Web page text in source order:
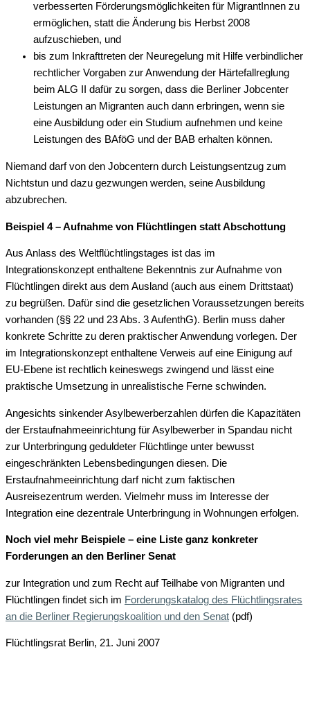
verbesserten Förderungsmöglichkeiten für MigrantInnen zu
ermöglichen, statt die Änderung bis Herbst 2008
aufzuschieben, und
bis zum Inkrafttreten der Neuregelung mit Hilfe verbindlicher
rechtlicher Vorgaben zur Anwendung der Härtefallreglung
beim ALG II dafür zu sorgen, dass die Berliner Jobcenter
Leistungen an Migranten auch dann erbringen, wenn sie
eine Ausbildung oder ein Studium aufnehmen und keine
Leistungen des BAföG und der BAB erhalten können.
Niemand darf von den Jobcentern durch Leistungsentzug zum
Nichtstun und dazu gezwungen werden, seine Ausbildung
abzubrechen.
Beispiel 4 – Aufnahme von Flüchtlingen statt Abschottung
Aus Anlass des Weltflüchtlingstages ist das im
Integrationskonzept enthaltene Bekenntnis zur Aufnahme von
Flüchtlingen direkt aus dem Ausland (auch aus einem Drittstaat)
zu begrüßen. Dafür sind die gesetzlichen Voraussetzungen bereits
vorhanden (§§ 22 und 23 Abs. 3 AufenthG). Berlin muss daher
konkrete Schritte zu deren praktischer Anwendung vorlegen. Der
im Integrationskonzept enthaltene Verweis auf eine Einigung auf
EU-Ebene ist rechtlich keineswegs zwingend und lässt eine
praktische Umsetzung in unrealistische Ferne schwinden.
Angesichts sinkender Asylbewerberzahlen dürfen die Kapazitäten
der Erstaufnahmeeinrichtung für Asylbewerber in Spandau nicht
zur Unterbringung geduldeter Flüchtlinge unter bewusst
eingeschränkten Lebensbedingungen diesen. Die
Erstaufnahmeeinrichtung darf nicht zum faktischen
Ausreisezentrum werden. Vielmehr muss im Interesse der
Integration eine dezentrale Unterbringung in Wohnungen erfolgen.
Noch viel mehr Beispiele – eine Liste ganz konkreter
Forderungen an den Berliner Senat
zur Integration und zum Recht auf Teilhabe von Migranten und
Flüchtlingen findet sich im Forderungskatalog des Flüchtlingsrates
an die Berliner Regierungskoalition und den Senat (pdf)
Flüchtlingsrat Berlin, 21. Juni 2007